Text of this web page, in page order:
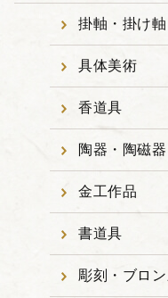
掛軸・掛け軸
具体美術
香道具
陶器・陶磁器
金工作品
書道具
彫刻・ブロ